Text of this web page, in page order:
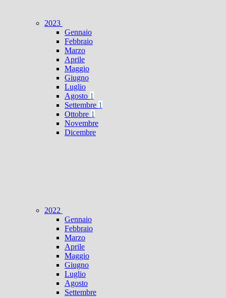
2023
Gennaio
Febbraio
Marzo
Aprile
Maggio
Giugno
Luglio
Agosto 1
Settembre 1
Ottobre 1
Novembre
Dicembre
2022
Gennaio
Febbraio
Marzo
Aprile
Maggio
Giugno
Luglio
Agosto
Settembre